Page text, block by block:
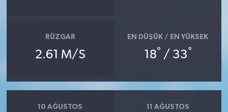
RÜZGAR
2.61 M/S
EN DÜŞÜK / EN YÜKSEK
18° / 33°
10 AĞUSTOS 11 AĞUSTOS